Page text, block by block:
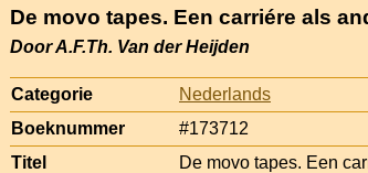
De movo tapes. Een carriére als
Door A.F.Th. Van der Heijden
Categorie
Nederlands
Boeknummer
#173712
Titel
De movo tapes. Een